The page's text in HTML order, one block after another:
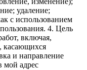
удаление;
с использованием
4. Цель
включая,
касающихся
и направление
мой адрес